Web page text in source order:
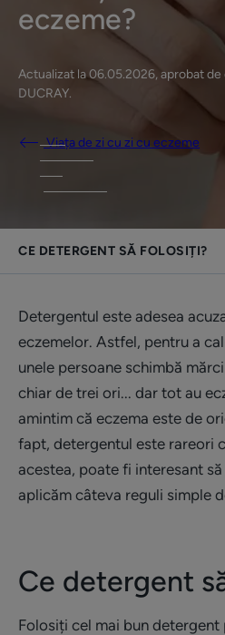
eczeme?
Actualizat la06.05.2026, aprobat de
DUCRAY.
Viața de zi cu zi cu eczeme
CE DETERGENT SĂ FOLOSIȚI?
Detergentul este adesea
eczemelor. Astfel, pentru a
unele persoane schimbă
chiar de trei ori... dar tot au
amintim că eczema este de
fapt, detergentul este rareori
acestea, poate fi interesant
aplicăm câteva reguli simple
Ce detergent
Folosiți cel mai bun detergent